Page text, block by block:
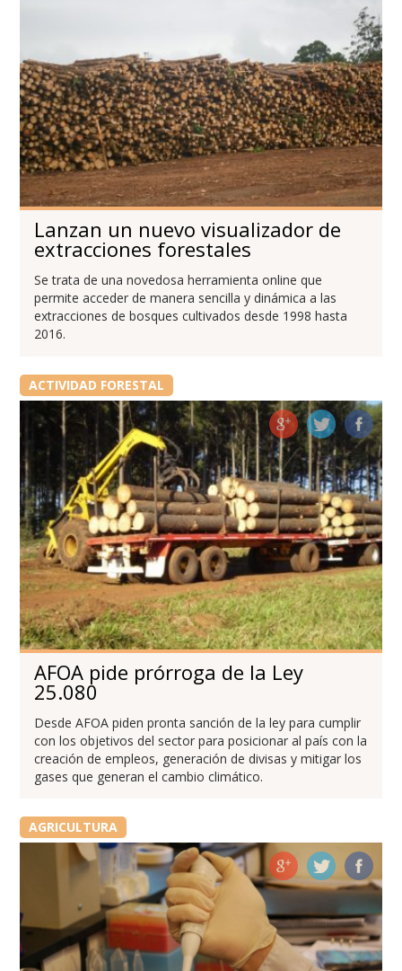
Lanzan un nuevo visualizador de
extracciones forestales
Se trata de una novedosa herramienta online que
permite acceder de manera sencilla y dinámica a las
extracciones de bosques cultivados desde 1998 hasta
2016.
ACTIVIDAD FORESTAL
AFOA pide prórroga de la Ley
25.080
Desde AFOA piden pronta sanción de la ley para cumplir
con los objetivos del sector para posicionar al país con la
creación de empleos, generación de divisas y mitigar los
gases que generan el cambio climático.
AGRICULTURA